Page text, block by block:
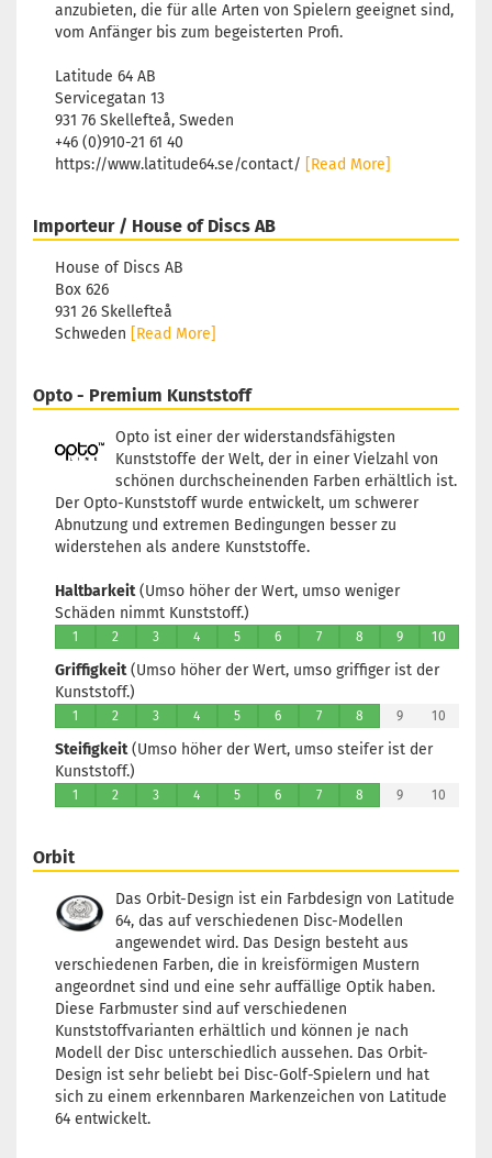
anzubieten, die für alle Arten von Spielern geeignet sind,
vom Anfänger bis zum begeisterten Profi.
Latitude 64 AB
Servicegatan 13
931 76 Skellefteå, Sweden
+46 (0)910-21 61 40
https://www.latitude64.se/contact/ [Read More]
Importeur / House of Discs AB
House of Discs AB
Box 626
931 26 Skellefteå
Schweden [Read More]
Opto - Premium Kunststoff
Opto ist einer der widerstandsfähigsten
Kunststoffe der Welt, der in einer Vielzahl von
schönen durchscheinenden Farben erhältlich ist.
Der Opto-Kunststoff wurde entwickelt, um schwerer
Abnutzung und extremen Bedingungen besser zu
widerstehen als andere Kunststoffe.
Haltbarkeit(Umso höher der Wert, umso weniger
Schäden nimmt Kunststoff.)
1 2 3 4 5 6 7 8 9 10
Griffigkeit(Umso höher der Wert, umso griffiger ist der
Kunststoff.)
1 2 3 4 5 6 7 8 9 10
Steifigkeit(Umso höher der Wert, umso steifer ist der
Kunststoff.)
1 2 3 4 5 6 7 8 9 10
Orbit
Das Orbit-Design ist ein Farbdesign von Latitude
64, das auf verschiedenen Disc-Modellen
angewendet wird. Das Design besteht aus
verschiedenen Farben, die in kreisförmigen Mustern
angeordnet sind und eine sehr auffällige Optik haben.
Diese Farbmuster sind auf verschiedenen
Kunststoffvarianten erhältlich und können je nach
Modell der Disc unterschiedlich aussehen. Das Orbit-
Design ist sehr beliebt bei Disc-Golf-Spielern und hat
sich zu einem erkennbaren Markenzeichen von Latitude
64 entwickelt.